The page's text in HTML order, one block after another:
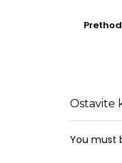
Ostavite
You must